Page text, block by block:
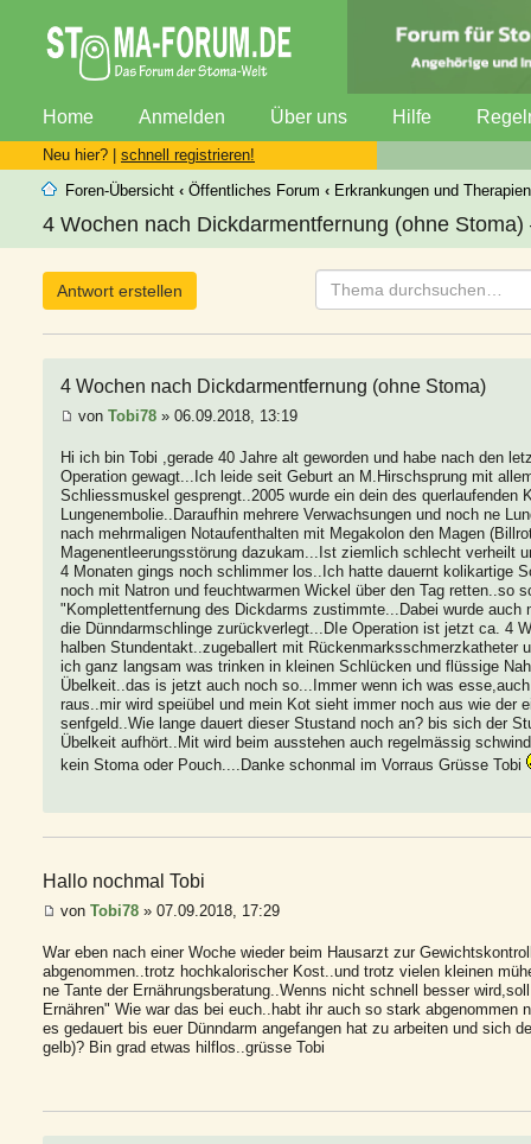
Home Anmelden Über uns Hilfe
Neu hier? | schnell registrieren!
Foren-Übersicht ‹ Öffentliches Forum ‹ Erkrankungen und Therapien
4 Wochen nach Dickdarmentfernung (ohne Stoma)
Antwort erstellen
4 Wochen nach Dickdarmentfernung (ohne Stoma)
von Tobi78 » 06.09.2018, 13:19
Hi ich bin Tobi ,gerade 40 Jahre alt geworden und habe nach den
Operation gewagt...Ich leide seit Geburt an M.Hirschsprung mit
Schliessmuskel gesprengt..2005 wurde ein dein des querlaufenden
Lungenembolie..Daraufhin mehrere Verwachsungen und noch ne
nach mehrmaligen Notaufenthalten mit Megakolon den Magen
Magenentleerungsstörung dazukam...Ist ziemlich schlecht verheilt
4 Monaten gings noch schlimmer los..Ich hatte dauernt kolikartige
noch mit Natron und feuchtwarmen Wickel über den Tag retten..so
"Komplettentfernung des Dickdarms zustimmte...Dabei wurde auch
die Dünndarmschlinge zurückverlegt...DIe Operation ist jetzt ca. 4
halben Stundentakt..zugeballert mit Rückenmarksschmerzkatheter
ich ganz langsam was trinken in kleinen Schlücken und flüssige
Übelkeit..das is jetzt auch noch so...Immer wenn ich was
raus..mir wird speiübel und mein Kot sieht immer noch aus wie der
senfgeld..Wie lange dauert dieser Stustand noch an? bis sich der
Übelkeit aufhört..Mit wird beim ausstehen auch regelmässig
kein Stoma oder Pouch....Danke schonmal im Vorraus Grüsse Tobi
Hallo nochmal Tobi
von Tobi78 » 07.09.2018, 17:29
War eben nach einer Woche wieder beim Hausarzt zur
abgenommen..trotz hochkalorischer Kost..und trotz vielen kleinen
ne Tante der Ernährungsberatung..Wenns nicht schnell besser
Ernähren" Wie war das bei euch..habt ihr auch so stark abgenommen
es gedauert bis euer Dünndarm angefangen hat zu arbeiten und sich
gelb)? Bin grad etwas hilflos..grüsse Tobi